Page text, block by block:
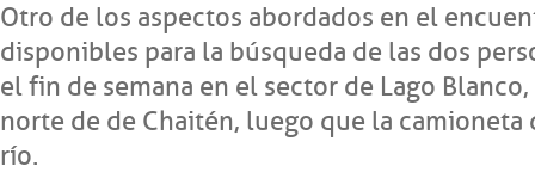
Otro de los aspectos abordados en el
disponibles para la búsqueda de las dos
el fin de semana en el sector de Lago
norte de de Chaitén, luego que la camioneta
río.